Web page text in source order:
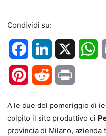
Condividi su:
FacebookLinkedIn
PinterestReddit
Alle due del pomeriggio di
colpito il sito produttivo di
provincia di Milano, azienda